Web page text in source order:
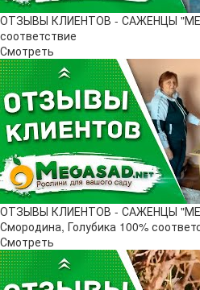
ОТЗЫВЫ КЛИЕНТОВ - САЖЕНЦЫ
соответствие
Смотреть
ОТЗЫВЫ КЛИЕНТОВ - САЖЕНЦЫ
Смородина, Голубика 100%
Смотреть